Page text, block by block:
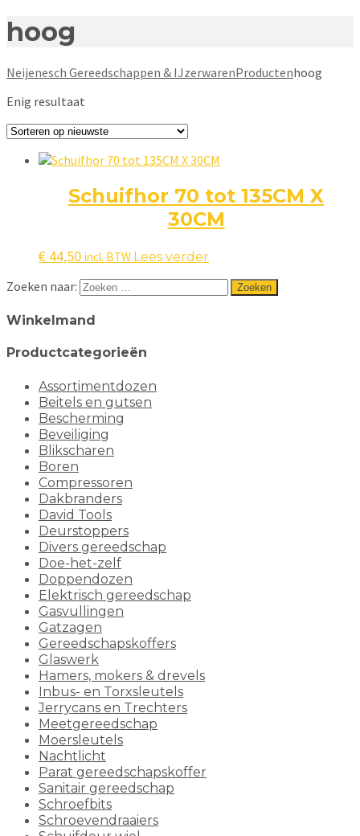
hoog
Neijenesch Gereedschappen & IJzerwarenProductenhoog
Enig resultaat
Schuifhor 70 tot 135CM X
30CM
€ 44,50 incl. BTW Lees verder
Zoeken naar:
Winkelmand
Productcategorieën
Assortimentdozen
Beitels en gutsen
Bescherming
Beveiliging
Blikscharen
Boren
Compressoren
Dakbranders
David Tools
Deurstoppers
Divers gereedschap
Doe-het-zelf
Doppendozen
Elektrisch gereedschap
Gasvullingen
Gatzagen
Gereedschapskoffers
Glaswerk
Hamers, mokers & drevels
Inbus- en Torxsleutels
Jerrycans en Trechters
Meetgereedschap
Moersleutels
Nachtlicht
Parat gereedschapskoffer
Sanitair gereedschap
Schroefbits
Schroevendraaiers